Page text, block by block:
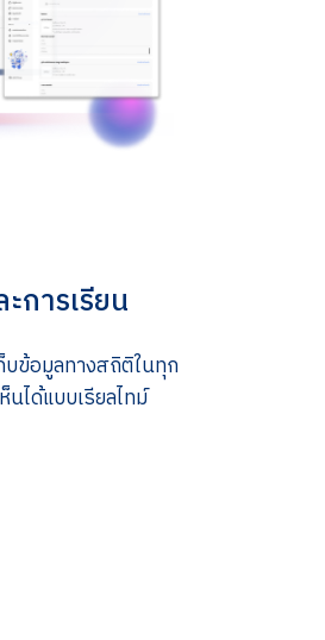
การเรียน
บข้อมูลทางสถิติในทุก
นได้แบบเรียลไทม์